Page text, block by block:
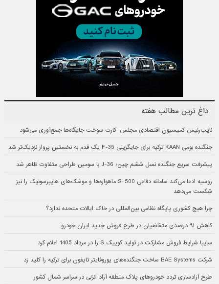
داغ ترین مطالب هفته
نایب‌رئیس کمیسیون اقتصادی مجلس: کارت سوخت جایگاه‌ها جمع‌آوری می‌شود
جنگنده بومی KAAN ترکیه برای جایگزینی F-35 یک قدم به نخستین پرواز نزدیک‌تر شد
پیشرفت سریع جنگنده نسل ششم چین؛ J-36 با سومین طراحی متفاوت ظاهر شد
روسیه ادعا می‌کند سامانه دفاعی S-500 ماهواره‌ها و موشک‌های هایپرسونیک را نیز
شکست می‌دهد
چرا هیچ کشوری پایگاه نظامی بین‌المللی در خاک ایالات متحده ندارد؟
کاهش ۹۱ درصدی متقاضیان در طرح فروش جدید ایران خودرو
سایپا شرایط فروش مشارکت در تولید کوییک S را در مرداد 1405 اعلام کرد
شرکت BAE Systems ساخت جنگنده‌های یوروفایتر تایفون برای ترکیه را کلید زد
طرح آزادسازی تردد خودروهای پلاک منطقه آزاد انزلی در سراسر شمال کشور